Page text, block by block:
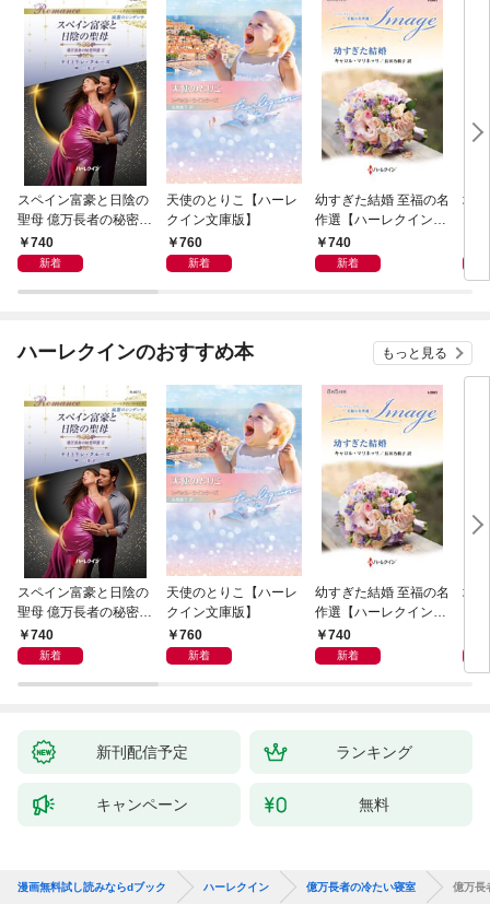
スペイン富豪と日陰の
聖母 億万長者の秘密同
盟 II ハーレクイン・ロ
マンス～純潔のシンデ
740
新着
天使のとりこ【ハーレ
クイン文庫版】
760
新着
幼すぎた結婚 至福の名
作選【ハーレクイン・
イマージュ版】
740
新着
塔
ハーレクインのおすすめ本 もっと見る
スペイン富豪と日陰の
聖母 億万長者の秘密同
盟 II ハーレクイン・ロ
マンス～純潔のシンデ
740
新着
天使のとりこ【ハーレ
クイン文庫版】
760
新着
幼すぎた結婚 至福の名
作選【ハーレクイン・
イマージュ版】
740
新着
塔
新刊配信予定 ランキング
キャンペーン 無料
漫画無料試し読みならdブック ハーレクイン 億万長者の冷たい寝室 億万長